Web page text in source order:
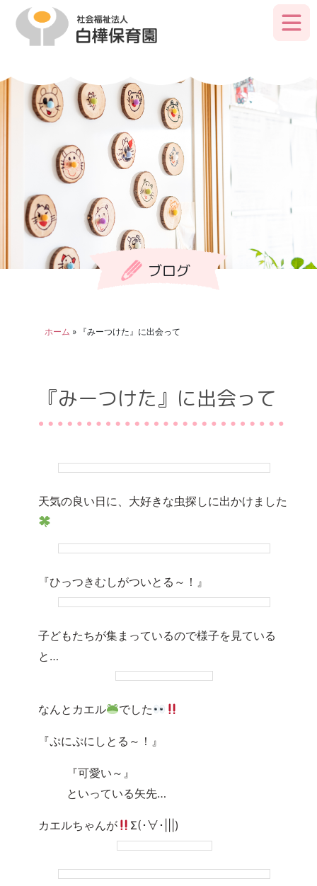
Skip
primary
ブログ
ホーム » 『みーつけた』に出会って
『みーつけた』に出会って
天気の良い日に、大好きな虫探しに出かけました
『ひっつきむしがついとる～！』
子どもたちが集まっているので様子を見ている
と…
なんとカエル でした
『ぷにぷにしとる～！』
『可愛い～』
といっている矢先…
カエルちゃんが Σ(･∀･|||)